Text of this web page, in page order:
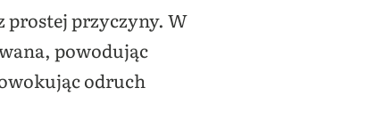
prostej przyczyny. W
powodując
odruch